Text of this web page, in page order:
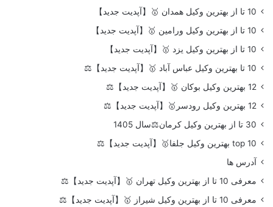
10 تا از بهترین وکیل همدان 🥇【آپدیت جدید】
10 تا از بهترین وکیل ورامین 🥇【آپدیت جدید】
10 تا از بهترین وکیل یزد 🥇【آپدیت جدید】
10 تا بهترین وکیل عباس آباد 🥇【آپدیت جدید】⚖️
12 بهترین وکیل بوکان 🥇【آپدیت جدید】⚖️
12 بهترین وکیل رودسر🥇【آپدیت جدید】⚖️
30 تا از بهترین وکیل کرمان⚖️سال 1405
top 10 بهترین وکیل جلفا🥇【آپدیت جدید】⚖️
آدرس ها
معرفی 10 تا از بهترین وکیل تهران 🥇【آپدیت جدید】⚖️
معرفی 10 تا از بهترین وکیل شیراز 🥇【آپدیت جدید】⚖️